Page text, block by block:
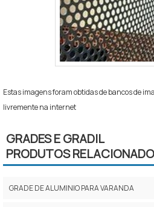
Estas imagens foram obtidas de bancos de
livremente na internet
GRADES E GRADIL
PRODUTOS
GRADE DE ALUMINIO PARA VARANDA